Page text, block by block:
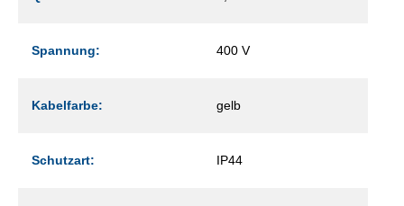
Spannung: 400 V
Kabelfarbe: gelb
Schutzart: IP44